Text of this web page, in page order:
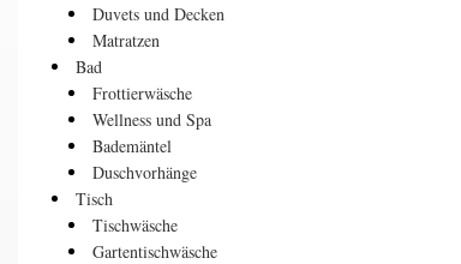
Duvets und Decken
Matratzen
Bad
Frottierwäsche
Wellness und Spa
Bademäntel
Duschvorhänge
Tisch
Tischwäsche
Gartentischwäsche